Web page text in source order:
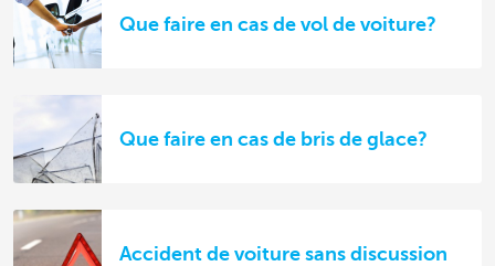
Que faire en cas de vol de voiture?
Que faire en cas de bris de glace?
Accident de voiture sans discussion